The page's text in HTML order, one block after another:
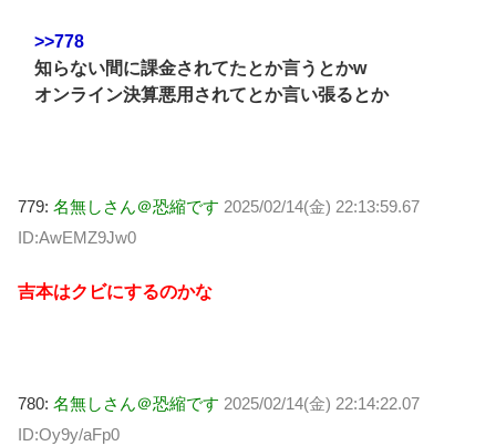
>>778
知らない間に課金されてたとか言うとかw
オンライン決算悪用されてとか言い張るとか
779: 名無しさん＠恐縮です 2025/02/14(金) 22:13:59.67
ID:AwEMZ9Jw0
吉本はクビにするのかな
780: 名無しさん＠恐縮です 2025/02/14(金) 22:14:22.07
ID:Oy9y/aFp0